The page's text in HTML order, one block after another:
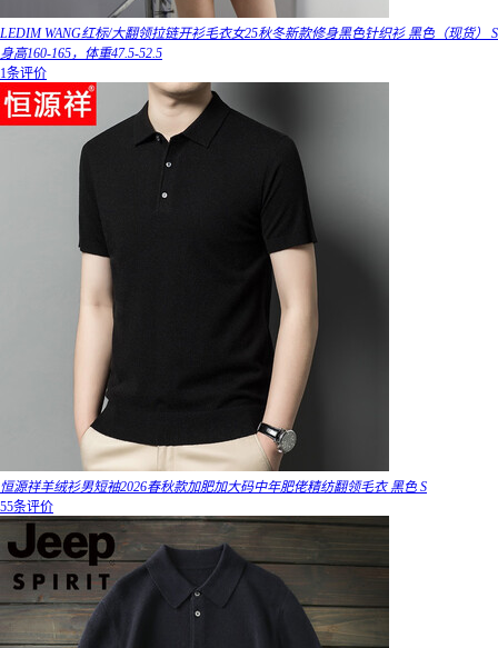
LEDIM WANG红标/大翻领拉链开衫毛衣女25秋冬新款修身黑色针织衫 黑色（现货） S
身高160-165，体重47.5-52.5
1条评价
恒源祥羊绒衫男短袖2026春秋款加肥加大码中年肥佬精纺翻领毛衣 黑色 S
55条评价